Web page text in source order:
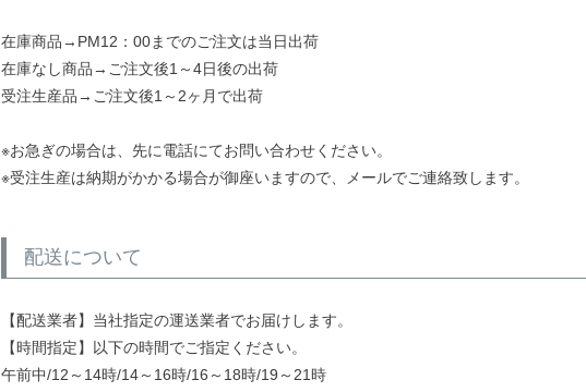
在庫商品→PM12：00までのご注文は当日出荷
在庫なし商品→ご注文後1～4日後の出荷
受注生産品→ご注文後1～2ヶ月で出荷
※お急ぎの場合は、先に電話にてお問い合わせください。
※受注生産は納期がかかる場合が御座いますので、メールでご連絡致します。
配送について
【配送業者】当社指定の運送業者でお届けします。
【時間指定】以下の時間でご指定ください。
午前中/12～14時/14～16時/16～18時/19～21時